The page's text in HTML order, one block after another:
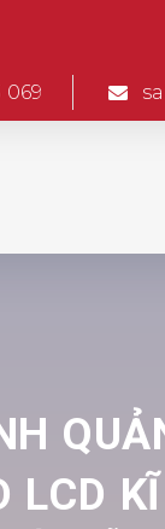
069
LCD KĨ